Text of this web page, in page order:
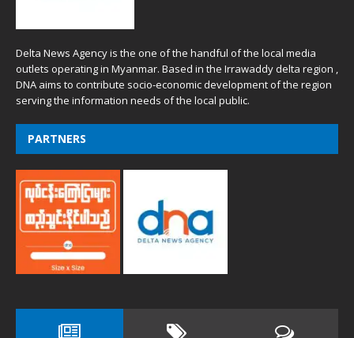
Delta News Agency is the one of the handful of the local media
outlets operating in Myanmar. Based in the Irrawaddy delta region ,
DNA aims to contribute socio-economic development of the region
serving the information needs of the local public.
PARTNERS